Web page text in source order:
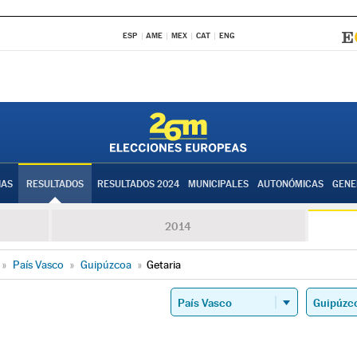
ESP AME MEX CAT ENG
RESULTADOS RESULTADOS 2024 MUNICIPALES AUTONÓMICAS
2014
» País Vasco » Guipúzcoa » Getaria